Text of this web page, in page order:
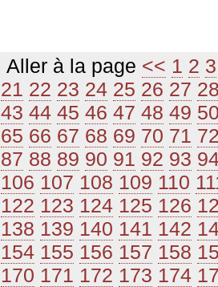
Aller à la page << 1 2 3
21 22 23 24 25 26 27
43 44 45 46 47 48 49
65 66 67 68 69 70 71
87 88 89 90 91 92 93
106 107 108 109 110
122 123 124 125 126
138 139 140 141 142
154 155 156 157 158
170 171 172 173 174